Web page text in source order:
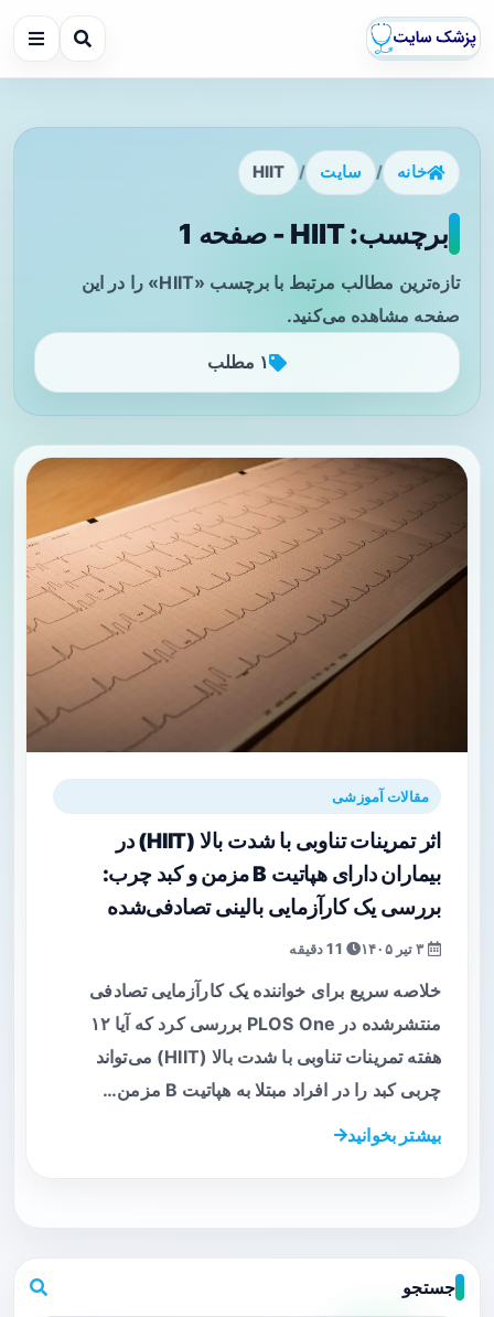
خانه / سایت /
HIIT
برچسب: HIIT - صفحه 1
تازه‌ترین مطالب مرتبط با برچسب «HIIT» را در این
صفحه مشاهده می‌کنید.
۱ مطلب
مقالات آموزشی
اثر تمرینات تناوبی با شدت بالا (HIIT) در
بیماران دارای هپاتیت B مزمن و کبد چرب:
بررسی یک کارآزمایی بالینی تصادفی‌شده
خلاصه سریع برای خواننده یک کارآزمایی تصادفی
منتشرشده در PLOS One بررسی کرد که آیا ۱۲
هفته تمرینات تناوبی با شدت بالا (HIIT) می‌تواند
چربی کبد را در افراد مبتلا به هپاتیت B مزمن…
بیشتر بخوانید
جستجو